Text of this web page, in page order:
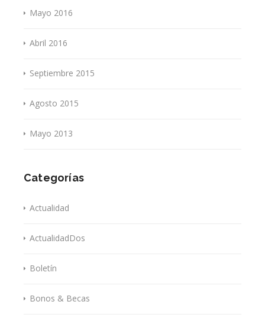
Mayo 2016
Abril 2016
Septiembre 2015
Agosto 2015
Mayo 2013
Categorías
Actualidad
ActualidadDos
Boletín
Bonos & Becas